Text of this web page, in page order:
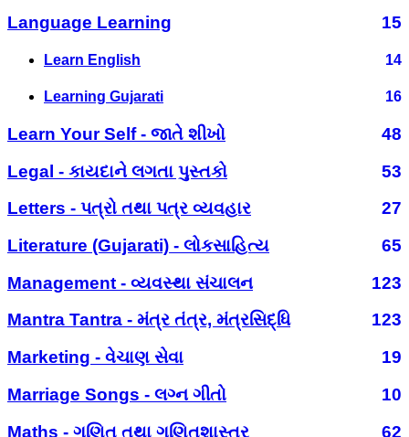
Language Learning
15
Learn English 14
Learning Gujarati 16
Learn Your Self - જાતે શીખો
48
Legal - કાયદાને લગતા પુસ્તકો
53
Letters - પત્રો તથા પત્ર વ્યવહાર
27
Literature (Gujarati) - લોકસાહિત્ય
65
Management - વ્યવસ્થા સંચાલન
123
Mantra Tantra - મંત્ર તંત્ર, મંત્રસિદ્ધિ
123
Marketing - વેચાણ સેવા
19
Marriage Songs - લગ્ન ગીતો
10
Maths - ગણિત તથા ગણિતશાસ્ત્ર
62